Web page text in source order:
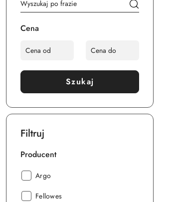
Cena
Szukaj
Filtruj
Producent
Producent:
Argo
Producent:
Fellowes